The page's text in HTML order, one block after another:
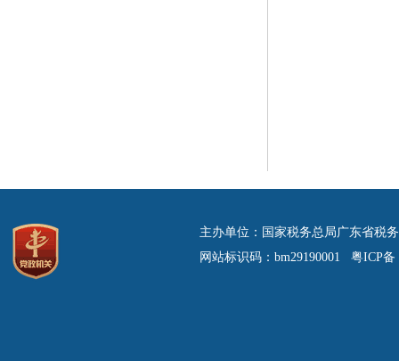
主办单位：国家税务总局广东省税
网站标识码：bm29190001 粤ICP